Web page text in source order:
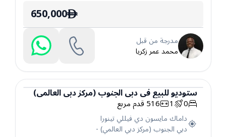
ê
650,000
مدرجة من قبل
محمد عمر زكريا
ستوديو
ستوديوللبيعفيدبي الجنوب (مركز دبي العالمي)
0
1
516قدم مربع
داماك مايسون دي فيللي تينورا
دبي الجنوب (مركز دبي العالمي)-